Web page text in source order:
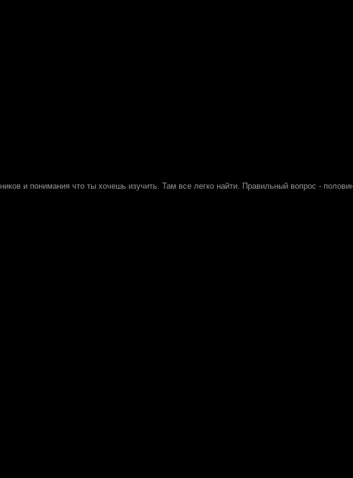
и понимания что ты хочешь изучить. Там все легко найти. Правильный вопрос -